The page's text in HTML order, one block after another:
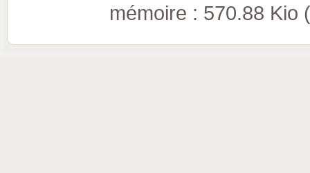
mémoire : 570.88 Kio